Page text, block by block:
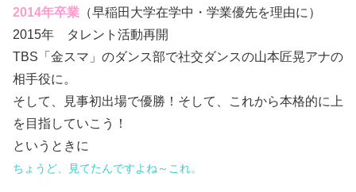
2014年卒業 （早稲田大学在学中・学業優先を理由に）
2015年 タレント活動再開
TBS「金スマ」のダンス部で社交ダンスの山本匠晃アナの
相手役に。
そして、見事初出場で優勝！そして、これから本格的に上
を目指していこう！
というときに
ちょうど、見てたんですよね～これ。